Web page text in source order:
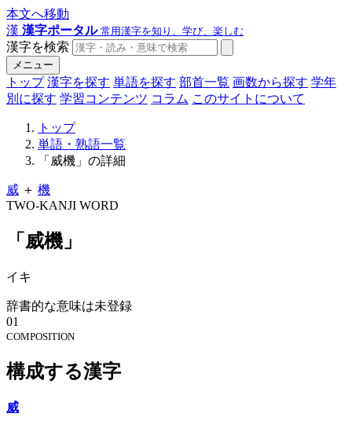
本文へ移動
漢 漢字ポータル 常用漢字を知り、学び、楽しむ
漢字を検索
メニュー
トップ 漢字を探す 単語を探す 部首一覧 画数から探す 学年
別に探す 学習コンテンツ コラム このサイトについて
トップ
単語・熟語一覧
「威機」の詳細
威 ＋ 機
TWO-KANJI WORD
「威機」
イキ
辞書的な意味は未登録
01
COMPOSITION
構成する漢字
威